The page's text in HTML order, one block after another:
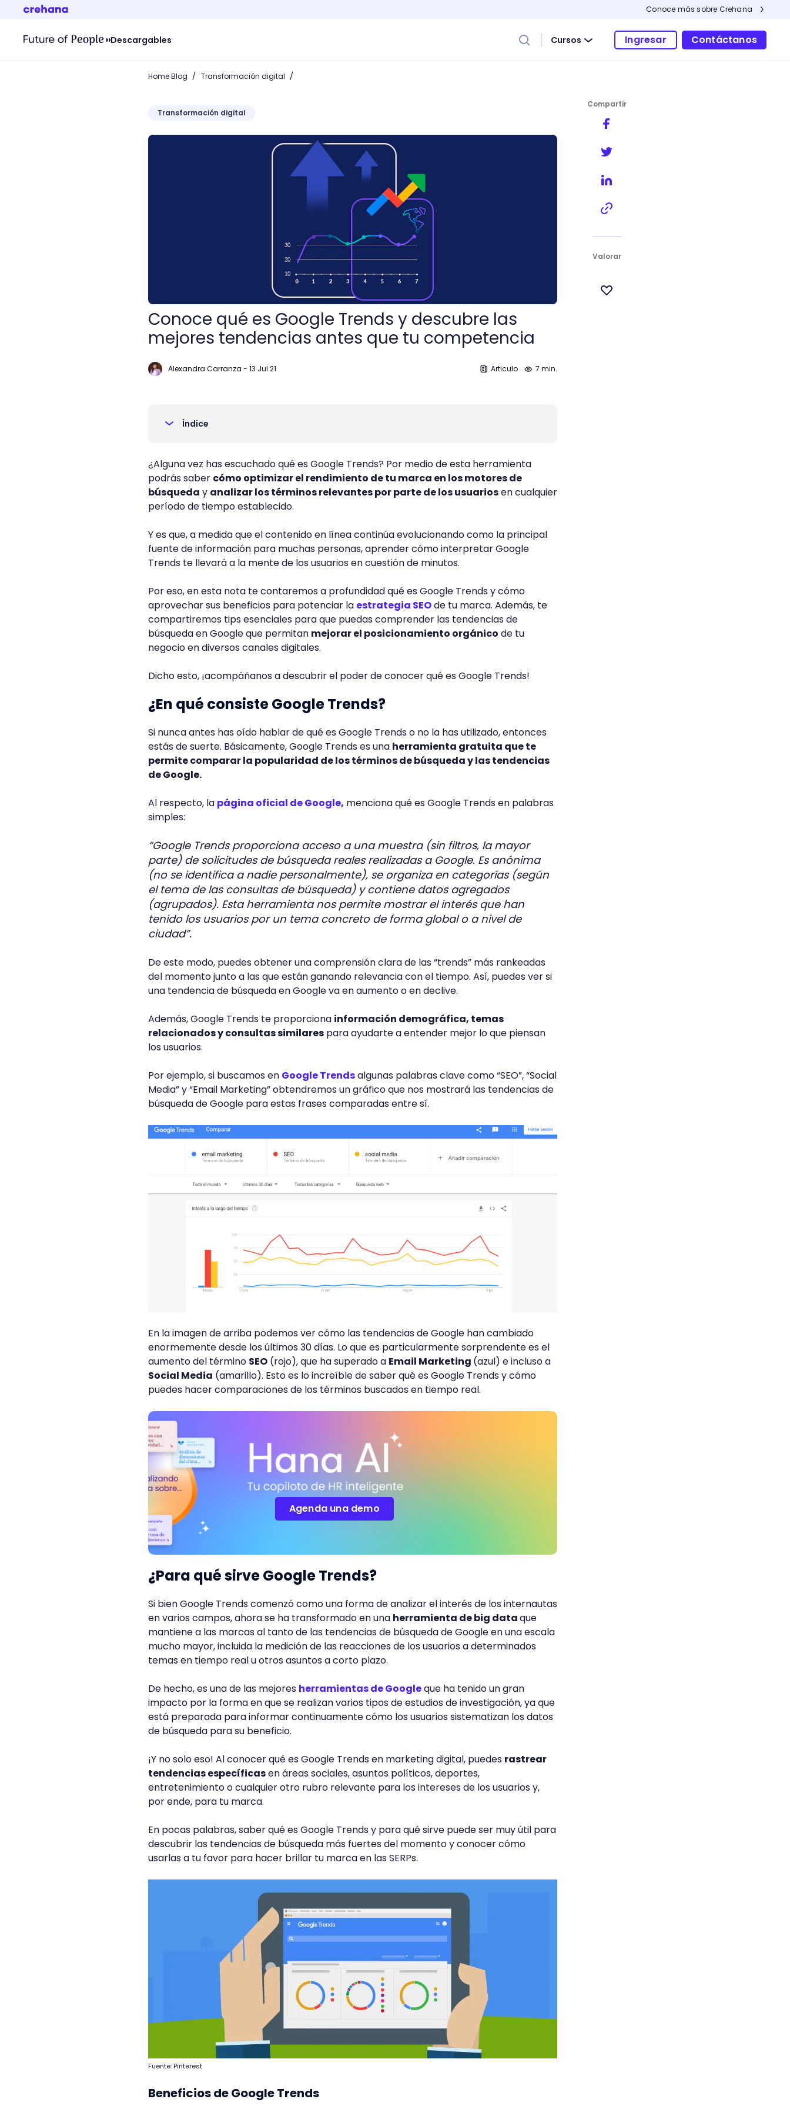
Conoce más sobre Crehana
Descargables Cursos Ingresar Contáctanos
Home Blog / Transformación digital /
Transformación digital
Conoce qué es Google Trends y descubre las mejores tendencias antes que tu competencia
Conoce qué es Google Trends y descubre las
mejores tendencias antes que tu competencia
Alexandra Carranza - 13 Jul 21 Articulo 7 min.
Índice
¿Alguna vez has escuchado qué es Google Trends? Por medio de esta herramienta
podrás saber cómo optimizar el rendimiento de tu marca en los motores de
búsqueda y analizar los términos relevantes por parte de los usuariosen cualquier
período de tiempo establecido.
Y es que, a medida que el contenido en línea continúa evolucionando como la principal
fuente de información para muchas personas, aprender cómo interpretar Google
Trends te llevará a la mente de los usuarios en cuestión de minutos.
Por eso, en esta nota te contaremos a profundidad qué es Google Trends y cómo
aprovechar sus beneficios para potenciar la estrategia SEOde tu marca. Además, te
compartiremos tips esenciales para que puedas comprender las tendencias de
búsqueda en Google que permitan mejorar el posicionamiento orgánico de tu
negocio en diversos canales digitales.
Dicho esto, ¡acompáñanos a descubrir el poder de conocer qué es Google Trends!
¿En qué consiste Google Trends?
Si nunca antes has oído hablar de qué es Google Trends o no la has utilizado, entonces
estás de suerte. Básicamente, Google Trends es una herramienta gratuita que te
permite comparar la popularidad de los términos de búsqueda y las tendencias
de Google.
Al respecto, la página oficial de Google, menciona qué es Google Trends en palabras
simples:
“Google Trends proporciona acceso a una muestra (sin filtros, la mayor
parte) de solicitudes de búsqueda reales realizadas a Google. Es anónima
(no se identifica a nadie personalmente), se organiza en categorías (según
el tema de las consultas de búsqueda) y contiene datos agregados
(agrupados). Esta herramienta nos permite mostrar el interés que han
tenido los usuarios por un tema concreto de forma global o a nivel de
ciudad”.
De este modo, puedes obtener una comprensión clara de las “trends” más rankeadas
del momento junto a las que están ganando relevancia con el tiempo. Así, puedes ver si
una tendencia de búsqueda en Google va en aumento o en declive.
Además, Google Trends te proporciona información demográfica, temas
relacionados y consultas similares para ayudarte a entender mejor lo que piensan
los usuarios.
Por ejemplo, si buscamos en Google Trendsalgunas palabras clave como “SEO”, “Social
Media” y “Email Marketing” obtendremos un gráfico que nos mostrará las tendencias de
búsqueda de Google para estas frases comparadas entre sí.
En la imagen de arriba podemos ver cómo las tendencias de Google han cambiado
enormemente desde los últimos 30 días. Lo que es particularmente sorprendente es el
aumento del término SEO (rojo), que ha superado a Email Marketing (azul) e incluso a
Social Media (amarillo). Esto es lo increíble de saber qué es Google Trends y cómo
puedes hacer comparaciones de los términos buscados en tiempo real.
Agenda una demo
¿Para qué sirve Google Trends?
Si bien Google Trends comenzó como una forma de analizar el interés de los internautas
en varios campos, ahora se ha transformado en una herramienta de big dataque
mantiene a las marcas al tanto de las tendencias de búsqueda de Google en una escala
mucho mayor, incluida la medición de las reacciones de los usuarios a determinados
temas en tiempo real u otros asuntos a corto plazo.
De hecho, es una de las mejores herramientas de Googleque ha tenido un gran
impacto por la forma en que se realizan varios tipos de estudios de investigación, ya que
está preparada para informar continuamente cómo los usuarios sistematizan los datos
de búsqueda para su beneficio.
¡Y no solo eso! Al conocer qué es Google Trends en marketing digital, puedes rastrear
tendencias específicasen áreas sociales, asuntos políticos, deportes,
entretenimiento o cualquier otro rubro relevante para los intereses de los usuarios y,
por ende, para tu marca.
En pocas palabras, saber qué es Google Trends y para qué sirve puede ser muy útil para
descubrir las tendencias de búsqueda más fuertes del momento y conocer cómo
usarlas a tu favor para hacer brillar tu marca en las SERPs.
Fuente: Pinterest
Beneficios de Google Trends
Compartir
Valorar